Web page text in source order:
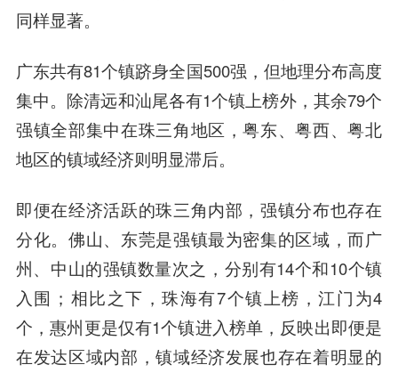
同样显著。
广东共有81个镇跻身全国500强，但地理分布高度
集中。除清远和汕尾各有1个镇上榜外，其余79个
强镇全部集中在珠三角地区，粤东、粤西、粤北
地区的镇域经济则明显滞后。
即便在经济活跃的珠三角内部，强镇分布也存在
分化。佛山、东莞是强镇最为密集的区域，而广
州、中山的强镇数量次之，分别有14个和10个镇
入围；相比之下，珠海有7个镇上榜，江门为4
个，惠州更是仅有1个镇进入榜单，反映出即便是
在发达区域内部，镇域经济发展也存在着明显的